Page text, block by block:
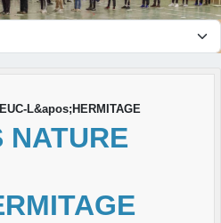
L&apos;HERMITAGE
NATURE